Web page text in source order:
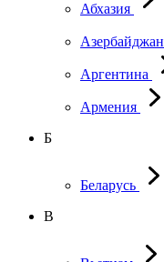
Абхазия
Азербайджан
Аргентина
Армения
Б
Беларусь
В